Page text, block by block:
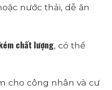
nước thải, dễ ăn
chất lượng, có thể
cho công nhân và cư